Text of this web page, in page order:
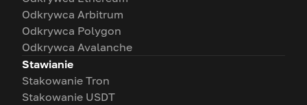
Odkrywca Arbitrum
Odkrywca Polygon
Odkrywca Avalanche
Stawianie
Stakowanie Tron
Stakowanie USDT